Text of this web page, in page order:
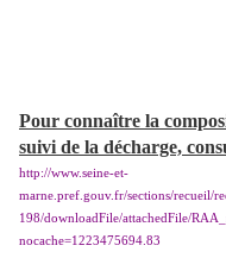
Pour connaître la
suivi de la décharge,
http://www.seine-et-
marne.pref.gouv.fr/sections/recueil/
198/downloadFile/attachedFile/
nocache=1223475694.83